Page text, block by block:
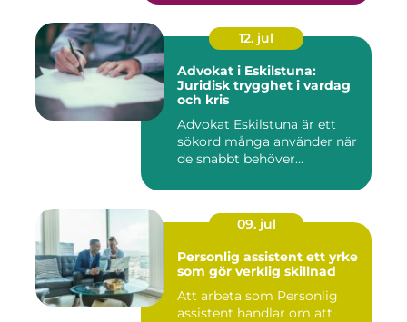
12. jul
Advokat i Eskilstuna:
Juridisk trygghet i vardag
och kris
Advokat Eskilstuna är ett
sökord många använder när
de snabbt behöver...
09. jul
Personlig assistent ett yrke
som gör verklig skillnad
Att arbeta som Personlig
assistent handlar om att